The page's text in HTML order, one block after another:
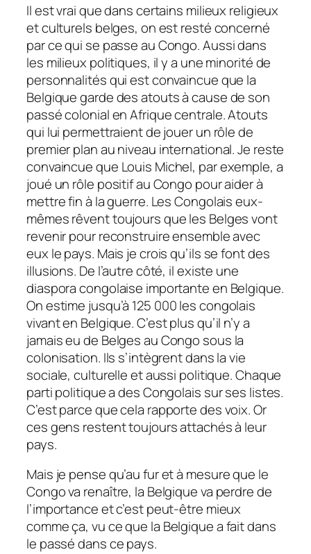
Il est vrai que dans certains milieux religieux
et culturels belges, on est resté concerné
par ce qui se passe au Congo. Aussi dans
les milieux politiques, il y a une minorité de
personnalités qui est convaincue que la
Belgique garde des atouts à cause de son
passé colonial en Afrique centrale. Atouts
qui lui permettraient de jouer un rôle de
premier plan au niveau international. Je reste
convaincue que Louis Michel, par exemple, a
joué un rôle positif au Congo pour aider à
mettre fin à la guerre. Les Congolais eux-
mêmes rêvent toujours que les Belges vont
revenir pour reconstruire ensemble avec
eux le pays. Mais je crois qu’ils se font des
illusions. De l’autre côté, il existe une
diaspora congolaise importante en Belgique.
On estime jusqu’à 125 000 les congolais
vivant en Belgique. C’est plus qu’il n’y a
jamais eu de Belges au Congo sous la
colonisation. Ils s’intègrent dans la vie
sociale, culturelle et aussi politique. Chaque
parti politique a des Congolais sur ses listes.
C’est parce que cela rapporte des voix. Or
ces gens restent toujours attachés à leur
pays.
Mais je pense qu’au fur et à mesure que le
Congo va renaître, la Belgique va perdre de
l’importance et c’est peut-être mieux
comme ça, vu ce que la Belgique a fait dans
le passé dans ce pays.